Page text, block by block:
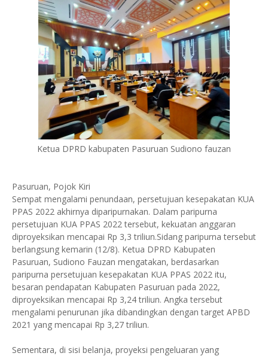
Ketua DPRD kabupaten Pasuruan Sudiono fauzan
Pasuruan, Pojok Kiri
Sempat mengalami penundaan, persetujuan kesepakatan KUA
PPAS 2022 akhirnya diparipurnakan. Dalam paripurna
persetujuan KUA PPAS 2022 tersebut, kekuatan anggaran
diproyeksikan mencapai Rp 3,3 triliun.Sidang paripurna tersebut
berlangsung kemarin (12/8). Ketua DPRD Kabupaten
Pasuruan, Sudiono Fauzan mengatakan, berdasarkan
paripurna persetujuan kesepakatan KUA PPAS 2022 itu,
besaran pendapatan Kabupaten Pasuruan pada 2022,
diproyeksikan mencapai Rp 3,24 triliun. Angka tersebut
mengalami penurunan jika dibandingkan dengan target APBD
2021 yang mencapai Rp 3,27 triliun.
Sementara, di sisi belanja, proyeksi pengeluaran yang